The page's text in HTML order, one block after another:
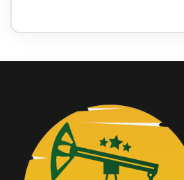
Procesos de contratación
Ejecución Presupuestaria